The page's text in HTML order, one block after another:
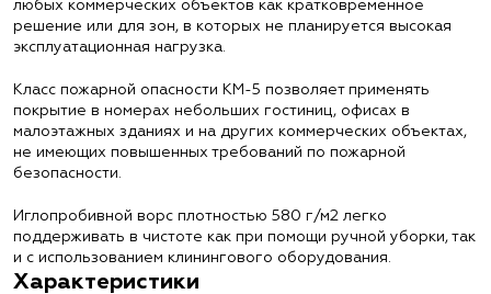
любых коммерческих объектов как кратковременное
решение или для зон, в которых не планируется высокая
эксплуатационная нагрузка.
Класс пожарной опасности КМ-5 позволяет применять
покрытие в номерах небольших гостиниц, офисах в
малоэтажных зданиях и на других коммерческих объектах,
не имеющих повышенных требований по пожарной
безопасности.
Иглопробивной ворс плотностью 580 г/м2 легко
поддерживать в чистоте как при помощи ручной уборки, так
и с использованием клинингового оборудования.
Характеристики